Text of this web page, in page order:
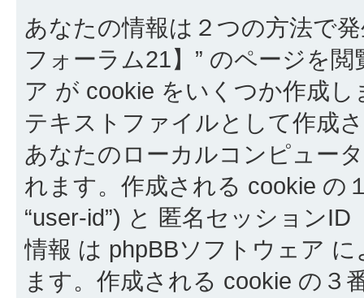
あなたの情報は２つの方法で
フォーラム21】” のページを
ア が cookie をいくつか作成
テキストファイルとして作成
あなたのローカルコンピュー
れます。作成される cookie の
“user-id”) と 匿名セッション
情報 は phpBBソフトウェア
ます。作成される cookie の３